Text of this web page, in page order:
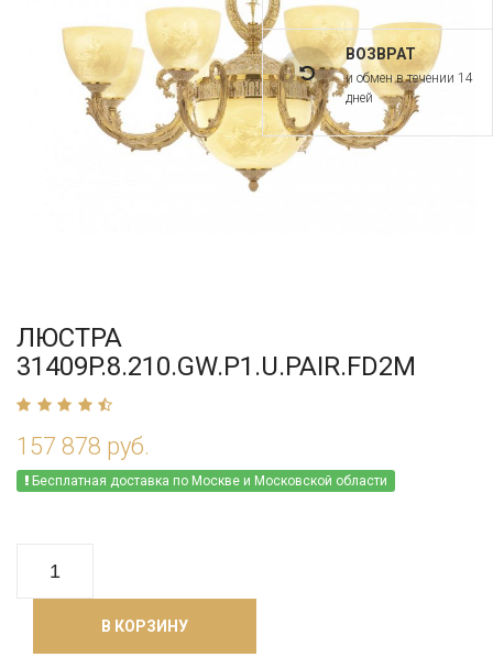
ЛЮСТРА
31409P.8.210.GW.P1.U.PAIR.FD2M
157 878 руб.
Бесплатная доставка по Москве и Московской области
В КОРЗИНУ
ВОЗВРАТ
и обмен в течении 14
дней